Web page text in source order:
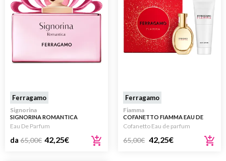
Ferragamo
Signorina
SIGNORINA ROMANTICA
Eau De Parfum
da 65,00€ 42,25€
Ferragamo
Fiamma
COFANETTO FIAMMA EAU DE
PARFUM 35ML + LATTE CORPO
Cofanetto Eau de parfum
65,00€ 42,25€